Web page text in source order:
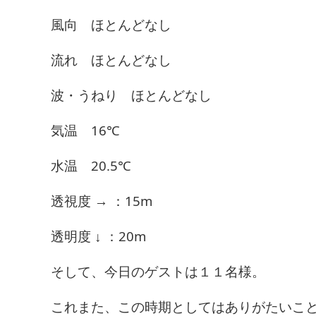
風向 ほとんどなし
流れ ほとんどなし
波・うねり ほとんどなし
気温 16℃
水温 20.5℃
透視度 → ：15m
透明度 ↓ ：20m
そして、今日のゲストは１１名様。
これまた、この時期としてはありがたいこ